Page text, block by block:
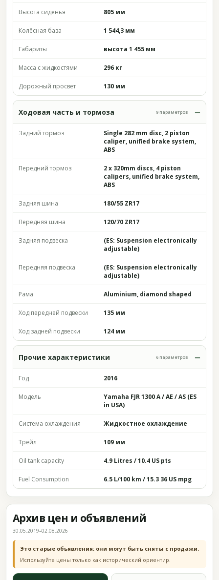
Высота сиденья 805 мм
Колёсная база 1 544,3 мм
Габариты высота 1 455 мм
Масса с жидкостями 296 кг
Дорожный просвет 130 мм
Ходовая часть и тормоза 9 параметров
Задний тормоз
Single 282 mm disc, 2 piston
caliper, unified brake system,
ABS
Передний тормоз
2 x 320mm discs, 4 piston
calipers, unified brake system,
ABS
Задняя шина 180/55 ZR17
Передняя шина 120/70 ZR17
Задняя подвеска
(ES: Suspension electronically
adjustable)
Передняя подвеска
(ES: Suspension electronically
adjustable)
Рама Aluminium, diamond shaped
Ход передней подвески 135 мм
Ход задней подвески 124 мм
Прочие характеристики 6 параметров
Год 2016
Модель
Yamaha FJR 1300 A / AE / AS (ES
in USA)
Система охлаждения Жидкостное охлаждение
Трейл 109 мм
Oil tank capacity 4.9 Litres / 10.4 US pts
Fuel Consumption 6.5 L/100 km / 15.3 36 US mpg
Архив цен и объявлений
30.05.2019–02.08.2026
Это старые объявления; они могут быть сняты с продажи.
Используйте цены только как исторический ориентир.